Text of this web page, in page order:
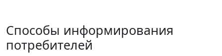
Способы информирования
потребителей